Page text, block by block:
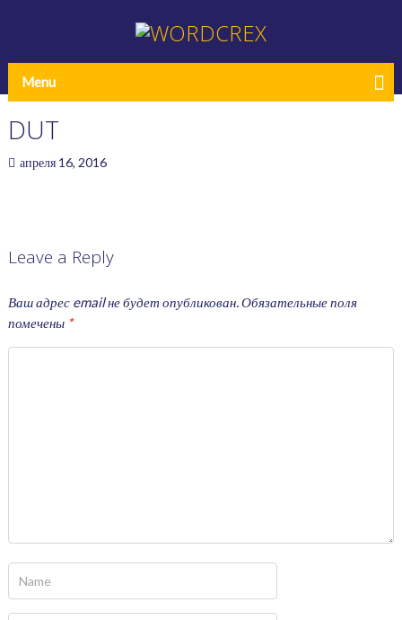
Menu
DUT
апреля 16, 2016
Leave a Reply
Ваш адрес email не будет опубликован.Обязательные поля
помечены *